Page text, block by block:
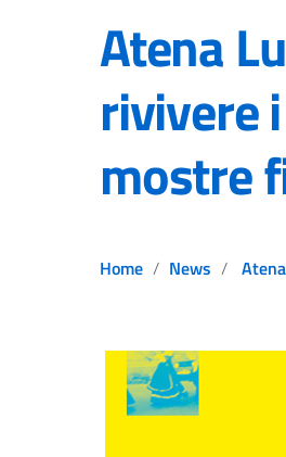
Atena
rivivere
mostre
Home News